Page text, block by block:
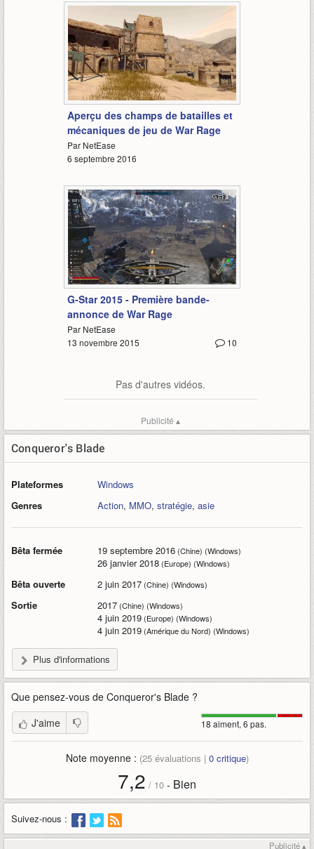
2:55
Aperçu des champs de batailles et
mécaniques de jeu de War Rage
Par NetEase
6 septembre 2016
2:17
G-Star 2015 - Première bande-
annonce de War Rage
Par NetEase
10
13 novembre 2015
Pas d'autres vidéos.
Publicité ▴
Conqueror's Blade
Plateformes
Windows
Genres
Action, MMO, stratégie, asie
Bêta fermée 19 septembre 2016(Chine) (Windows)
26 janvier 2018(Europe) (Windows)
Bêta ouverte 2 juin 2017(Chine) (Windows)
Sortie 2017(Chine) (Windows)
4 juin 2019(Europe) (Windows)
4 juin 2019(Amérique du Nord) (Windows)
Plus d'informations
Que pensez-vous de Conqueror's Blade ?
18 aiment, 6 pas.
J'aime
Note moyenne : (25évaluations | 0critique)
7,2 / 10 - Bien
Suivez-nous :
Publicité ▴